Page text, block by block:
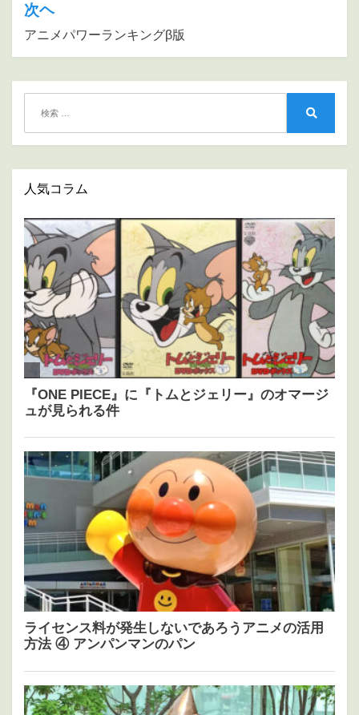
ゲ
ー
ョ
ン
次ヘ
アニメパワーランキングβ版
人気コラム